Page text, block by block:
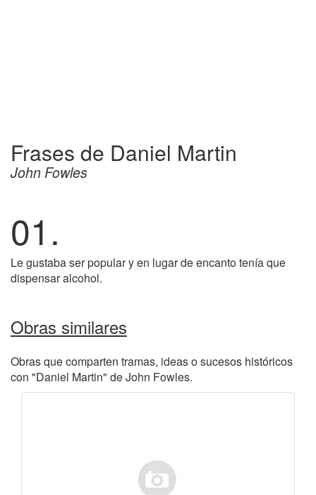
Frases de Daniel Martin
John Fowles
01.
Le gustaba ser popular y en lugar de encanto tenía que
dispensar alcohol.
Obras similares
Obras que comparten tramas, ideas o sucesos históricos
con "Daniel Martin" de John Fowles.